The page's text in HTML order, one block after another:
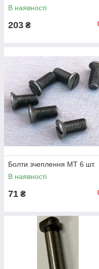
В наявності
203 ₴
Болти зчеплення МТ 6 шт.
В наявності
71 ₴